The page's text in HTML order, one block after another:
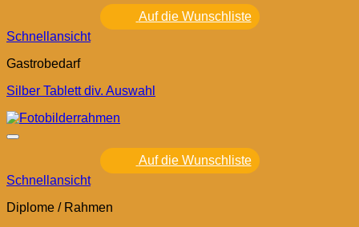
Auf die Wunschliste
Schnellansicht
Gastrobedarf
Silber Tablett div. Auswahl
Auf die Wunschliste
Schnellansicht
Diplome / Rahmen